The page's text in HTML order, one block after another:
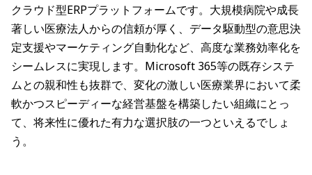
クラウド型ERPプラットフォームです。大規模病院や成長
著しい医療法人からの信頼が厚く、データ駆動型の意思決
定支援やマーケティング自動化など、高度な業務効率化を
シームレスに実現します。Microsoft 365等の既存システ
ムとの親和性も抜群で、変化の激しい医療業界において柔
軟かつスピーディーな経営基盤を構築したい組織にとっ
て、将来性に優れた有力な選択肢の一つといえるでしょ
う。